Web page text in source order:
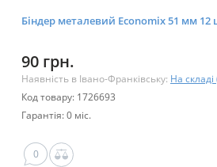
Біндер металевий Economix 51 мм 12
90 грн.
Наявність в Івано-Франківську: На складі
Код товару: 1726693
Гарантія: 0 міс.
0